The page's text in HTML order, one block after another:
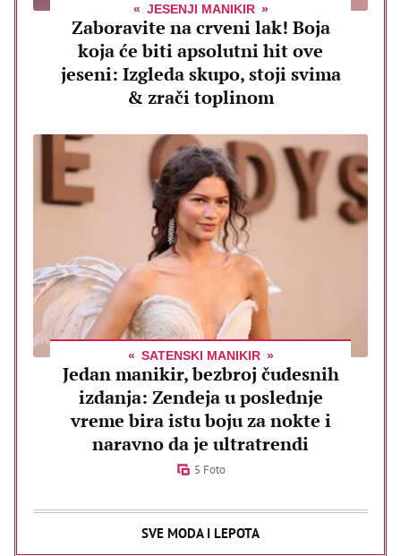
JESENJI MANIKIR
Zaboravite na crveni lak! Boja
koja će biti apsolutni hit ove
jeseni: Izgleda skupo, stoji svima
& zrači toplinom
SATENSKI MANIKIR
Jedan manikir, bezbroj čudesnih
izdanja: Zendeja u poslednje
vreme bira istu boju za nokte i
naravno da je ultratrendi
5 Foto
SVE MODA I LEPOTA